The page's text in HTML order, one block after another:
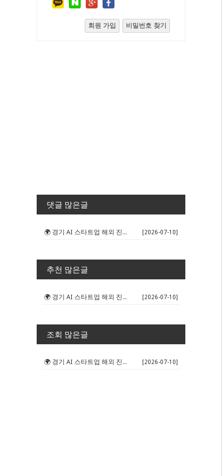
회원 가입 비밀번호 찾기
댓글 많은글
🌍 경기 AI 스타트업 해외 진출 판... [2026-07-10]
추천 많은글
🌍 경기 AI 스타트업 해외 진출 판... [2026-07-10]
조회 많은글
🌍 경기 AI 스타트업 해외 진출 판... [2026-07-10]